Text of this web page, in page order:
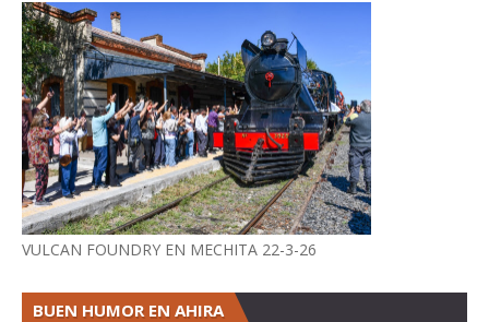
VULCAN FOUNDRY EN MECHITA 22-3-26
BUEN HUMOR EN AHIRA